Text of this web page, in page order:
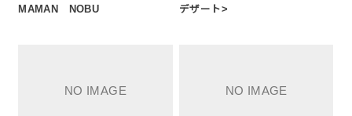
MAMAN NOBU
デザート>